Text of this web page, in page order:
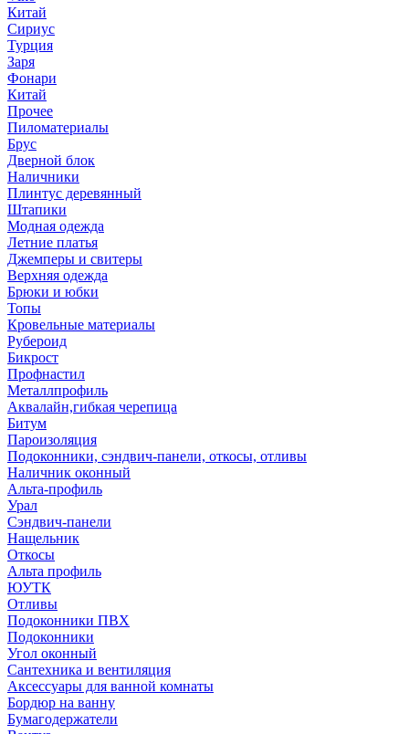
Китай
Сириус
Турция
Заря
Фонари
Китай
Прочее
Пиломатериалы
Брус
Дверной блок
Наличники
Плинтус деревянный
Штапики
Модная одежда
Летние платья
Джемперы и свитеры
Верхняя одежда
Брюки и юбки
Топы
Кровельные материалы
Рубероид
Бикрост
Профнастил
Металлпрофиль
Аквалайн,гибкая черепица
Битум
Пароизоляция
Подоконники, сэндвич-панели, откосы, отливы
Наличник оконный
Альта-профиль
Урал
Сэндвич-панели
Нащельник
Откосы
Альта профиль
ЮУТК
Отливы
Подоконники ПВХ
Подоконники
Угол оконный
Сантехника и вентиляция
Аксессуары для ванной комнаты
Бордюр на ванну
Бумагодержатели